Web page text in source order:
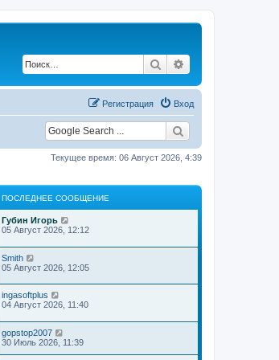
Поиск
Вход
Регистрация
Текущее время: 06 Август 2026, 4:39
ПОСЛЕДНЕЕ СООБЩЕНИЕ
П
о
л
е
д
е
е
с
о
б
щ
е
Губин Игорь
05 Август 2026, 12:12
П
о
л
е
д
е
е
с
о
Smith
05 Август 2026, 12:05
П
о
л
е
д
ingasoftplus
04 Август 2026, 11:40
П
о
gopstop2007
30 Июль 2026, 11:39